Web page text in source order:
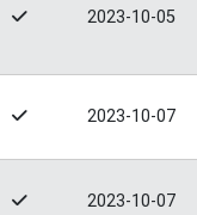
2023-10-05
2023-10-07
2023-10-07